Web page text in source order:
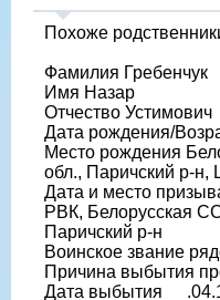
Похоже
Фамилия Гребенчук
Имя Назар
Отчество Устимович
Дата рождения/
Место рождения
обл., Паричский р-н,
Дата и место
РВК, Белорусская
Паричский р-н
Воинское звание
Причина выбытия
Дата выбытия